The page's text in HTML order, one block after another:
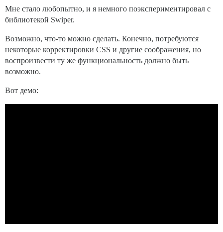
Мне стало любопытно, и я немного поэкспериментировал с
библиотекой Swiper.
Возможно, что-то можно сделать. Конечно, потребуются
некоторые корректировки CSS и другие соображения, но
воспроизвести ту же функциональность должно быть
возможно.
Вот демо: